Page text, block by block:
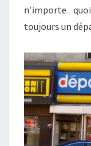
n’importe
toujours un